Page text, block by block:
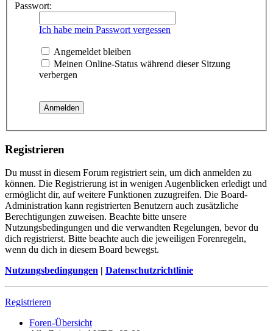
Passwort:
Ich habe mein Passwort vergessen
Angemeldet bleiben
Meinen Online-Status während dieser Sitzung
verbergen
Registrieren
Du musst in diesem Forum registriert sein, um dich anmelden zu
können. Die Registrierung ist in wenigen Augenblicken erledigt und
ermöglicht dir, auf weitere Funktionen zuzugreifen. Die Board-
Administration kann registrierten Benutzern auch zusätzliche
Berechtigungen zuweisen. Beachte bitte unsere
Nutzungsbedingungen und die verwandten Regelungen, bevor du
dich registrierst. Bitte beachte auch die jeweiligen Forenregeln,
wenn du dich in diesem Board bewegst.
Nutzungsbedingungen | Datenschutzrichtlinie
Registrieren
Foren-Übersicht